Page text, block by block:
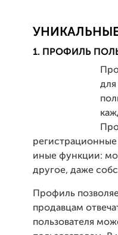
1. ПРОФИЛЬ
регистрационные
иные функции:
другое, даже
Профиль
продавцам
пользователя